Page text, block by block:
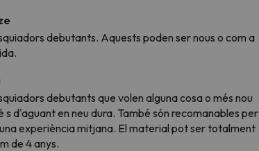
debutants. Aquests poden ser nous o com a
debutants que volen alguna cosa o més nou
s d'aguant en neu dura. També són recomanables per
experiència mitjana. El material pot ser totalment
de 4 anys.